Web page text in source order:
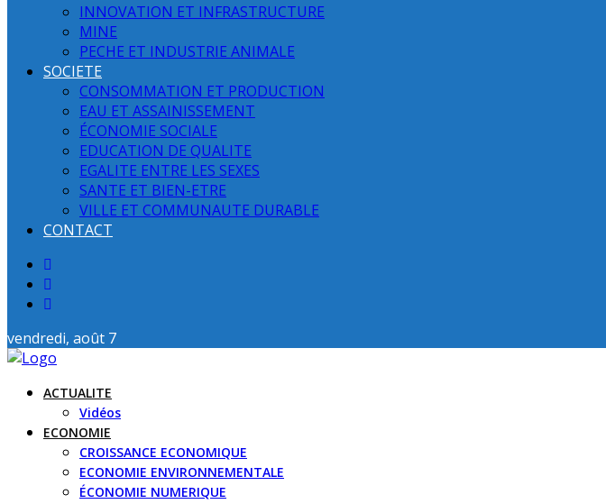
INNOVATION ET INFRASTRUCTURE
MINE
PECHE ET INDUSTRIE ANIMALE
SOCIETE
CONSOMMATION ET PRODUCTION
EAU ET ASSAINISSEMENT
ÉCONOMIE SOCIALE
EDUCATION DE QUALITE
EGALITE ENTRE LES SEXES
SANTE ET BIEN-ETRE
VILLE ET COMMUNAUTE DURABLE
CONTACT
vendredi, août 7
ACTUALITE
Vidéos
ECONOMIE
CROISSANCE ECONOMIQUE
ECONOMIE ENVIRONNEMENTALE
ÉCONOMIE NUMERIQUE